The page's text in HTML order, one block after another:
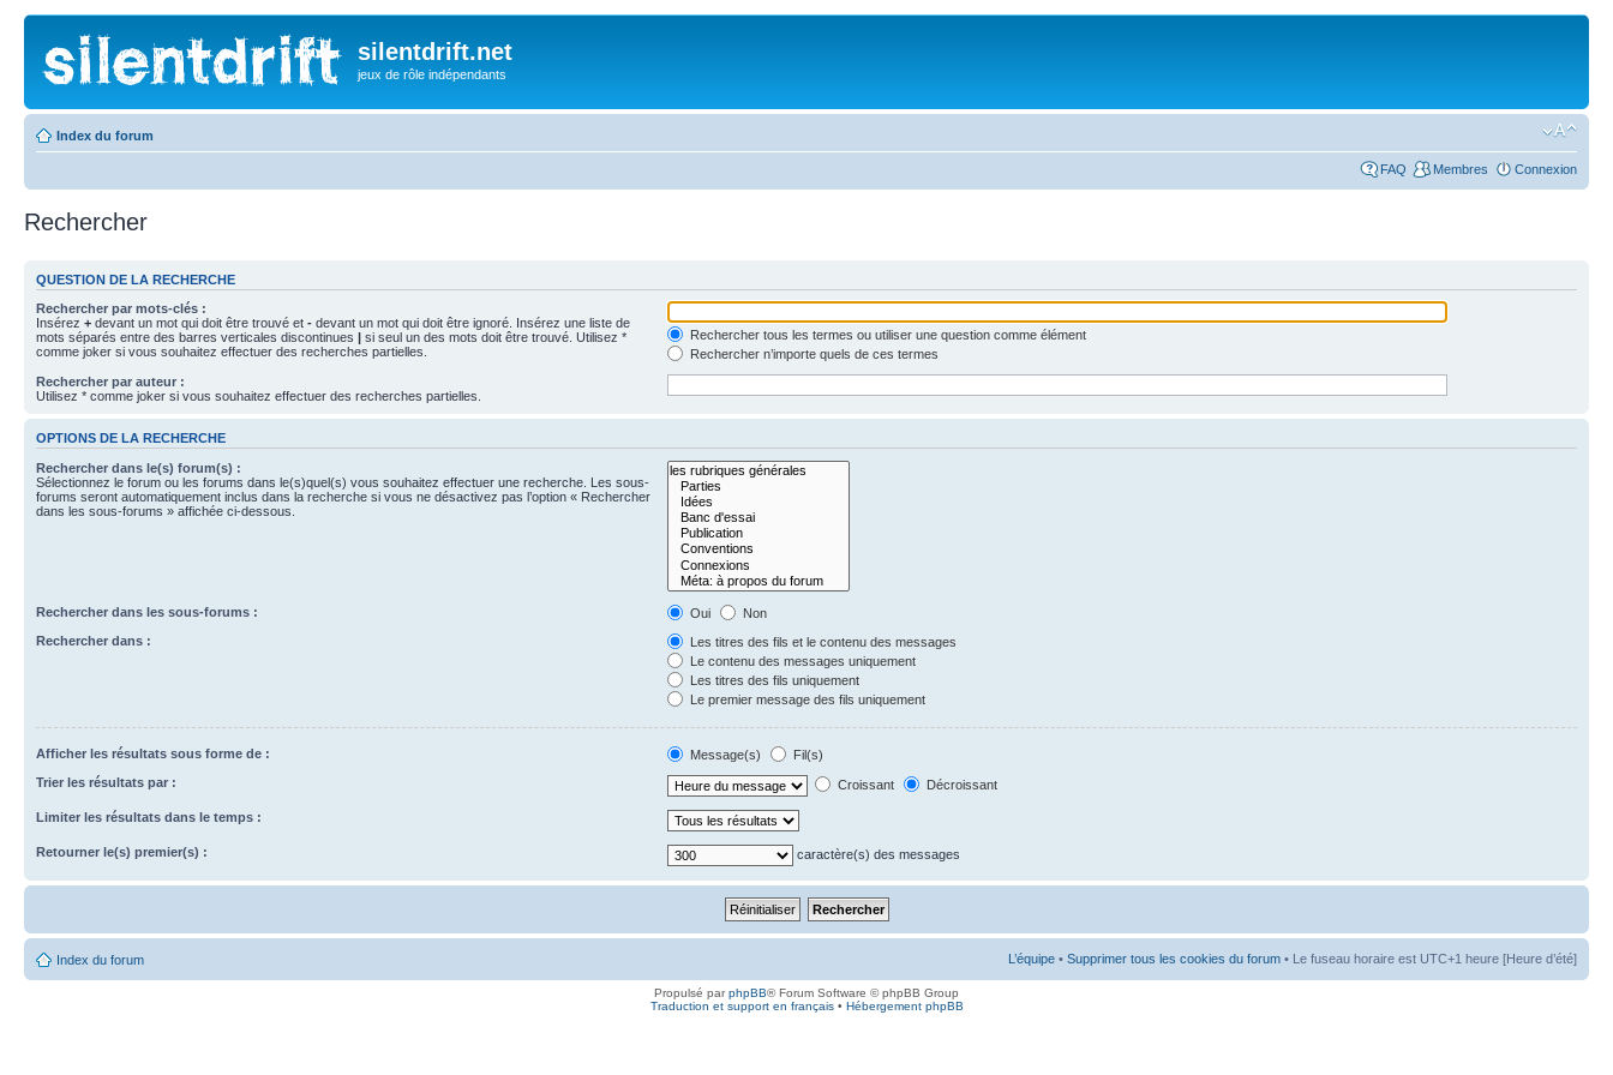
silentdrift.net
jeux de rôle indépendants
Index du forum
FAQ Membres Connexion
Rechercher
QUESTION DE LA RECHERCHE
Rechercher par mots-clés :
Insérez + devant un mot qui doit être trouvé et - devant un mot qui doit être ignoré. Insérez une liste de
mots séparés entre des barres verticales discontinues | si seul un des mots doit être trouvé. Utilisez *
comme joker si vous souhaitez effectuer des recherches partielles.
Rechercher tous les termes ou utiliser une question comme élément
Rechercher n’importe quels de ces termes
Rechercher par auteur :
Utilisez * comme joker si vous souhaitez effectuer des recherches partielles.
OPTIONS DE LA RECHERCHE
Rechercher dans le(s) forum(s) :
Sélectionnez le forum ou les forums dans le(s)quel(s) vous souhaitez effectuer une recherche. Les sous-
forums seront automatiquement inclus dans la recherche si vous ne désactivez pas l’option « Rechercher
dans les sous-forums » affichée ci-dessous.
Rechercher dans les sous-forums : Oui
Non
Rechercher dans :
Les titres des fils et le contenu des messages
Le contenu des messages uniquement
Les titres des fils uniquement
Le premier message des fils uniquement
Afficher les résultats sous forme de : Message(s)
Fil(s)
Trier les résultats par :
Croissant Décroissant
Limiter les résultats dans le temps :
Retourner le(s) premier(s) : caractère(s) des messages
Index du forum L’équipe • Supprimer tous les cookies du forum • Le fuseau horaire est UTC+1 heure [Heure d’été]
Propulsé parphpBB® Forum Software © phpBB Group
Traduction et support en français• Hébergement phpBB